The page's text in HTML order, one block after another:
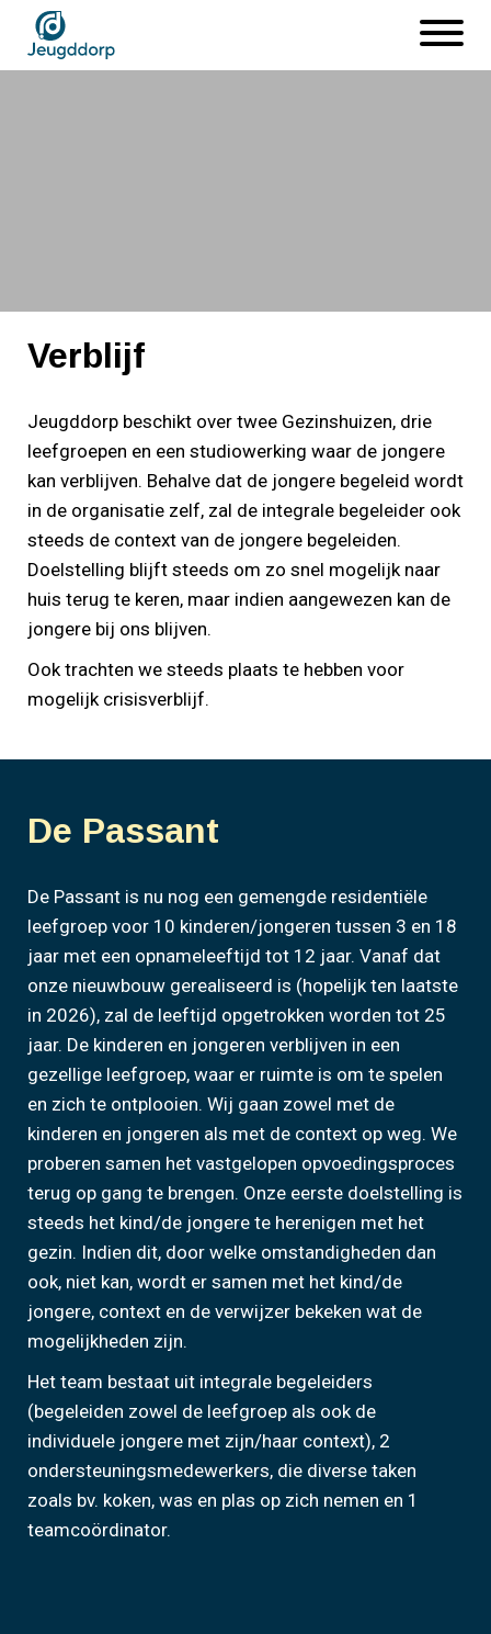
Naar
hoofdinhoud
Open
menu
Verblijf
Verblijf
Jeugddorp beschikt over twee Gezinshuizen, drie
leefgroepen en een studiowerking waar de jongere
kan verblijven. Behalve dat de jongere begeleid wordt
in de organisatie zelf, zal de integrale begeleider ook
steeds de context van de jongere begeleiden.
Doelstelling blijft steeds om zo snel mogelijk naar
huis terug te keren, maar indien aangewezen kan de
jongere bij ons blijven.
Ook trachten we steeds plaats te hebben voor
mogelijk crisisverblijf.
De Passant
De Passant is nu nog een gemengde residentiële
leefgroep voor 10 kinderen/jongeren tussen 3 en 18
jaar met een opnameleeftijd tot 12 jaar. Vanaf dat
onze nieuwbouw gerealiseerd is (hopelijk ten laatste
in 2026), zal de leeftijd opgetrokken worden tot 25
jaar. De kinderen en jongeren verblijven in een
gezellige leefgroep, waar er ruimte is om te spelen
en zich te ontplooien. Wij gaan zowel met de
kinderen en jongeren als met de context op weg. We
proberen samen het vastgelopen opvoedingsproces
terug op gang te brengen. Onze eerste doelstelling is
steeds het kind/de jongere te herenigen met het
gezin. Indien dit, door welke omstandigheden dan
ook, niet kan, wordt er samen met het kind/de
jongere, context en de verwijzer bekeken wat de
mogelijkheden zijn.
Het team bestaat uit integrale begeleiders
(begeleiden zowel de leefgroep als ook de
individuele jongere met zijn/haar context), 2
ondersteuningsmedewerkers, die diverse taken
zoals bv. koken, was en plas op zich nemen en 1
teamcoördinator.